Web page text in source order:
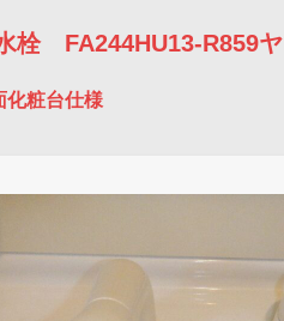
栓 FA244HU13-R859ヤ
粧台仕様